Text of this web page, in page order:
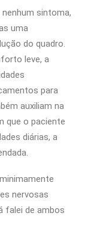
sintoma,
uma
do quadro.
leve, a
para
auxiliam na
que o paciente
diárias, a
nervosas
falei de ambos